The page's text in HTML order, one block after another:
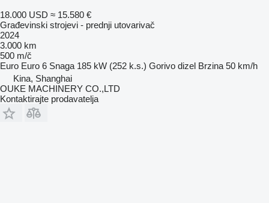
18.000 USD ≈ 15.580 €
Građevinski strojevi - prednji utovarivač
2024
3.000 km
500 m/č
Euro Euro 6 Snaga 185 kW (252 k.s.) Gorivo dizel Brzina 50 km/h
Kina, Shanghai
OUKE MACHINERY CO.,LTD
Kontaktirajte prodavatelja